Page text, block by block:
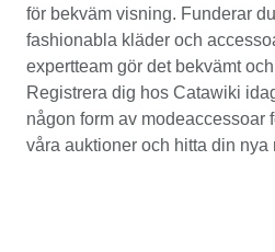
för bekväm visning. Funderar
fashionabla kläder och
expertteam gör det bekvämt
Registrera dig hos Catawiki
någon form av modeaccessoar
våra auktioner och hitta din nya